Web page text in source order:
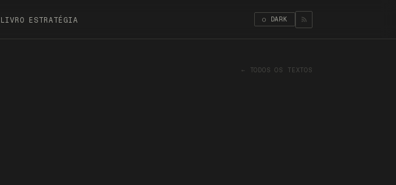
LIVRO ESTRATÉGIA ○ DARK
← TODOS OS TEXTOS